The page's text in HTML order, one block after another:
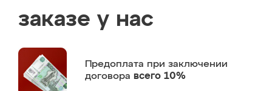
заказе у нас
Предоплата при заключении
договора всего 10%